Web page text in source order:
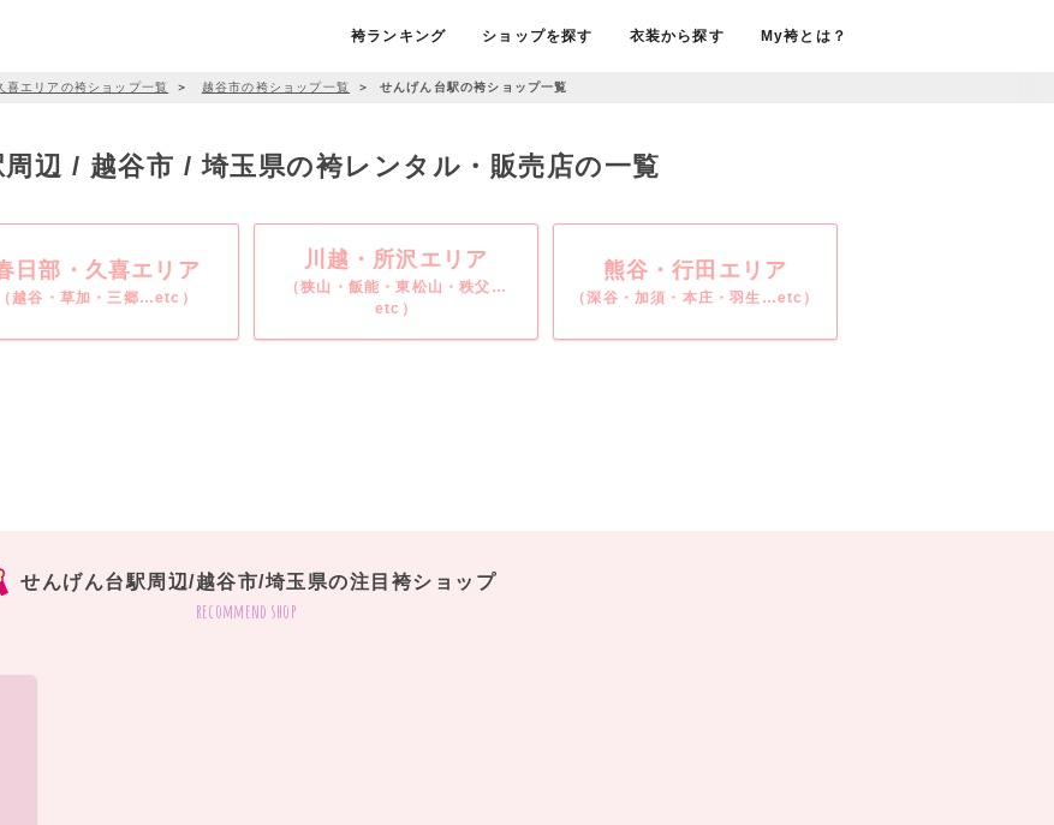
袴ランキング ショップを探す 衣装から探す My袴とは？
喜エリアの袴ショップ一覧 ＞ 越谷市の袴ショップ一覧 ＞ せんげん台駅の袴ショップ一覧
辺 / 越谷市 / 埼玉県の袴レンタル・販売店の一覧
日部・久喜エリア
（越谷・草加・三郷…etc）
川越・所沢エリア
（狭山・飯能・東松山・秩父…
etc）
熊谷・行田エリア
（深谷・加須・本庄・羽生…etc）
せんげん台駅周辺/越谷市/埼玉県の注目袴ショップ
recommend shop